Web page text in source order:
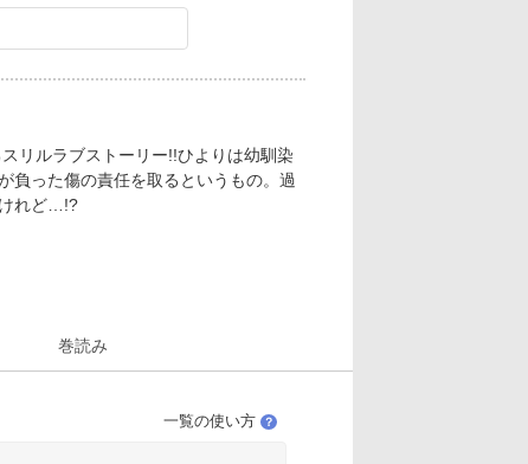
リルラブストーリー!!ひよりは幼馴染
負った傷の責任を取るというもの。過
けれど…!?
巻読み
一覧の使い方 ？